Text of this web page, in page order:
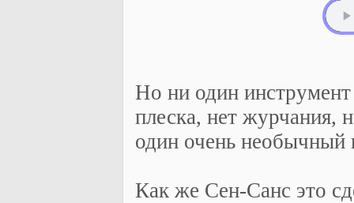
Но ни один инструмент
плеска, нет журчания,
один очень необычный
Как же Сен-Санс это